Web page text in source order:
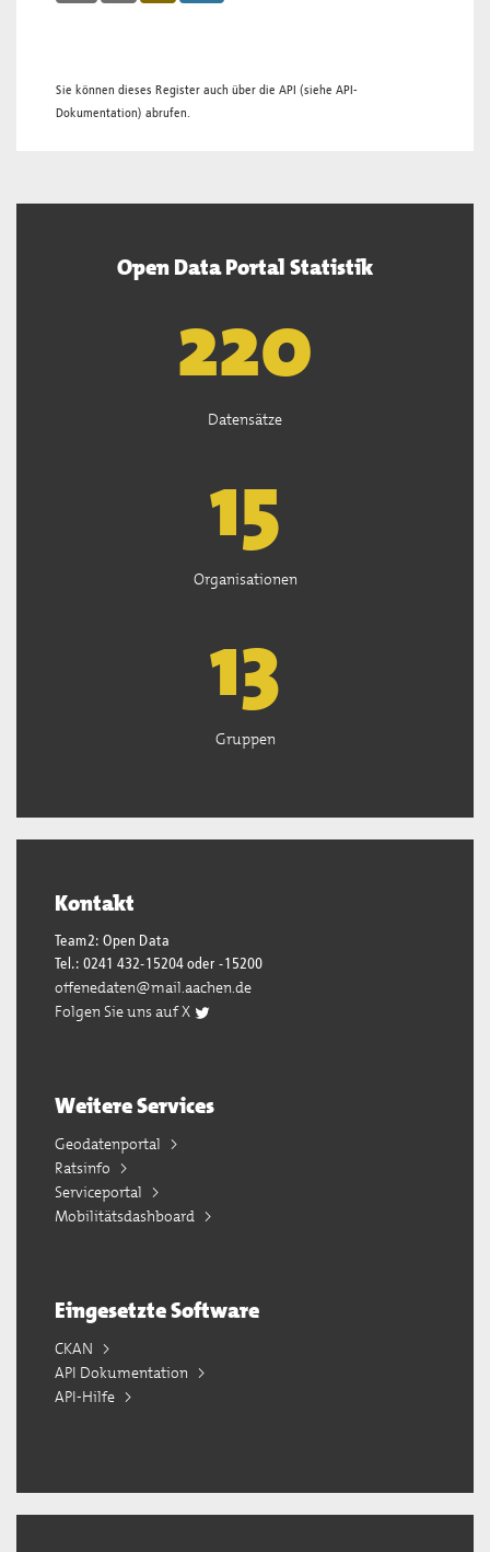
Sie können dieses Register auch über die API (siehe API-
Dokumentation) abrufen.
Open Data Portal Statistik
222
Datensätze
15
Organisationen
13
Gruppen
Kontakt
Team2: Open Data
Tel.: 0241 432-15204 oder -15200
offenedaten@mail.aachen.de
Folgen Sie uns auf X
Weitere Services
Geodatenportal
Ratsinfo
Serviceportal
Mobilitätsdashboard
Eingesetzte Software
CKAN
API Dokumentation
API-Hilfe